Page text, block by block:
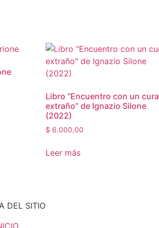
Libro “Encuentro con un cura
extraño” de Ignazio Silone
(2022)
$ 6.000,00
Leer más
DEL SITIO